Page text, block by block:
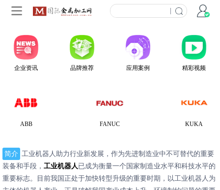
企业资讯 品牌推荐 应用案例 精彩视频
ABB FANUC KUKA
简介 工业机器人助力行业新发展，作为先进制造业中不可替代的重要
装备和手段， 工业机器人已成为衡量一个国家制造业水平和科技水平的
重要标志。目前我国正处于加快转型升级的重要时期，以工业机器人为